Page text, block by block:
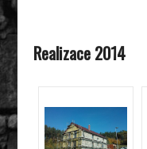
Realizace 2014